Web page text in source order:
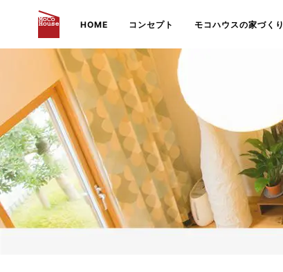
HOME コンセプト モコハウスの家づくり